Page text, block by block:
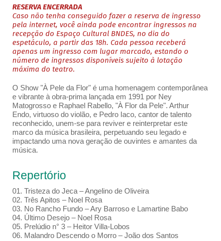
RESERVA ENCERRADA
Caso não tenha conseguido fazer a reserva de ingresso
pela internet, você ainda pode encontrar ingressos na
recepção do Espaço Cultural BNDES, no dia do
espetáculo, a partir das 18h. Cada pessoa receberá
apenas um ingresso com lugar marcado, estando o
número de ingressos disponíveis sujeito à lotação
máxima do teatro.
O Show "À Pele da Flor" é uma homenagem contemporânea
e vibrante à obra-prima lançada em 1991 por Ney
Matogrosso e Raphael Rabello, "À Flor da Pele". Arthur
Endo, virtuoso do violão, e Pedro Iaco, cantor de talento
reconhecido, unem-se para reviver e reinterpretar este
marco da música brasileira, perpetuando seu legado e
impactando uma nova geração de ouvintes e amantes da
música.
Repertório
01. Tristeza do Jeca – Angelino de Oliveira
02. Três Apitos – Noel Rosa
03. No Rancho Fundo – Ary Barroso e Lamartine Babo
04. Último Desejo – Noel Rosa
05. Prelúdio n° 3 – Heitor Villa-Lobos
06. Malandro Descendo o Morro – João dos Santos